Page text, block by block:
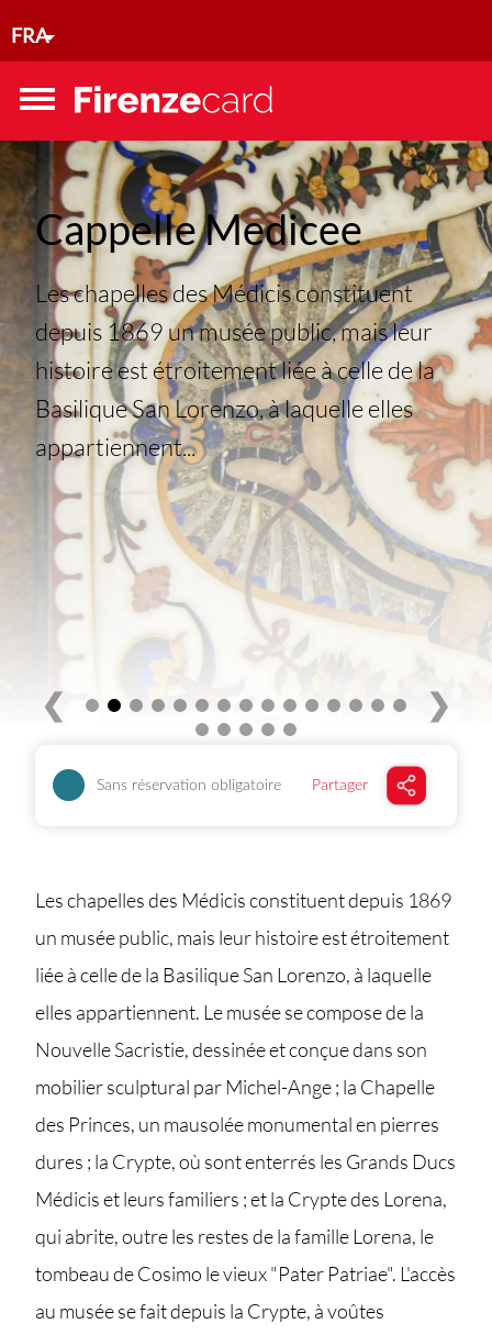
FRA
Toggle
Cappelle Medicee
Les chapelles des Médicis constituent
depuis 1869 un musée public, mais leur
histoire est étroitement liée à celle de la
Basilique San Lorenzo, à laquelle elles
appartiennent...
❮ ❯
Sans réservation obligatoire Partager
Les chapelles des Médicis constituent depuis 1869
un musée public, mais leur histoire est étroitement
liée à celle de la Basilique San Lorenzo, à laquelle
elles appartiennent. Le musée se compose de la
Nouvelle Sacristie, dessinée et conçue dans son
mobilier sculptural par Michel-Ange ; la Chapelle
des Princes, un mausolée monumental en pierres
dures ; la Crypte, où sont enterrés les Grands Ducs
Médicis et leurs familiers ; et la Crypte des Lorena,
qui abrite, outre les restes de la famille Lorena, le
tombeau de Cosimo le vieux "Pater Patriae". L'accès
au musée se fait depuis la Crypte, à voûtes